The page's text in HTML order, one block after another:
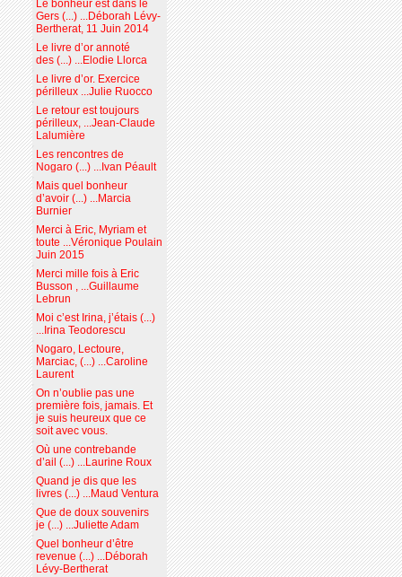
Le bonheur est dans le
Gers (...) ...Déborah Lévy-
Bertherat, 11 Juin 2014
Le livre d’or annoté
des (...) ...Elodie Llorca
Le livre d’or. Exercice
périlleux ...Julie Ruocco
Le retour est toujours
périlleux, ...Jean-Claude
Lalumière
Les rencontres de
Nogaro (...) ...Ivan Péault
Mais quel bonheur
d’avoir (...) ...Marcia
Burnier
Merci à Eric, Myriam et
toute ...Véronique Poulain
Juin 2015
Merci mille fois à Eric
Busson , ...Guillaume
Lebrun
Moi c’est Irina, j’étais (...)
...Irina Teodorescu
Nogaro, Lectoure,
Marciac, (...) ...Caroline
Laurent
On n’oublie pas une
première fois, jamais. Et
je suis heureux que ce
soit avec vous.
Où une contrebande
d’ail (...) ...Laurine Roux
Quand je dis que les
livres (...) ...Maud Ventura
Que de doux souvenirs
je (...) ...Juliette Adam
Quel bonheur d’être
revenue (...) ...Déborah
Lévy-Bertherat